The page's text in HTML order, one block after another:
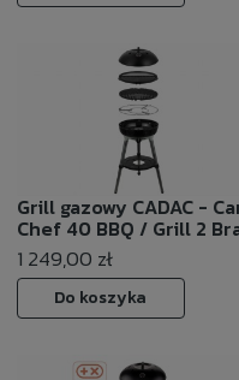
Grill gazowy CADAC -
Chef 40 BBQ / Grill 2
1 249,00 zł
Do koszyka